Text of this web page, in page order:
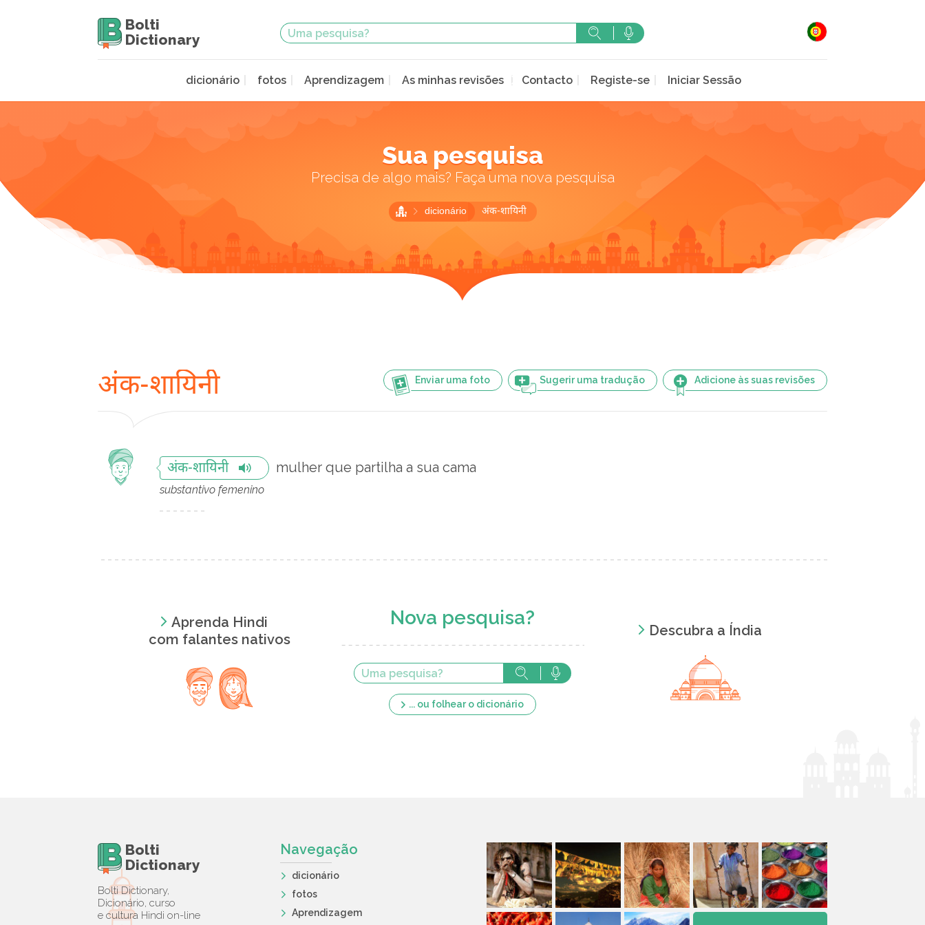
Bolti
Dictionary
dicionário fotos Aprendizagem As minhas revisões Contacto Registe-se Iniciar Sessão
Sua pesquisa
Precisa de algo mais? Faça uma nova pesquisa
dicionário अंक-शायिनी
Enviar uma foto Sugerir uma tradução Adicione às suas revisões
अंक-शायिनी
अंक-शायिनी mulher que partilha a sua cama
substantivo femenino
Aprenda Hindi
com falantes nativos
Nova pesquisa?
... ou folhear o dicionário
Descubra a Índia
Bolti
Dictionary
Bolti Dictionary,
Dicionário, curso
e cultura Hindi on-line
Navegação
dicionário
fotos
Aprendizagem